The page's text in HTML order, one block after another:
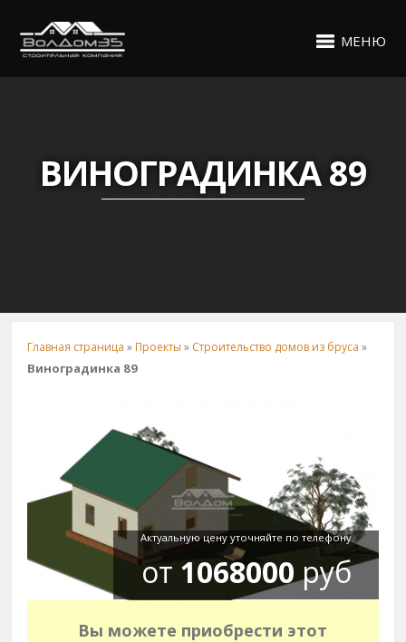
МЕНЮ
ВИНОГРАДИНКА 89
Главная страница » Проекты » Строительство домов из бруса »
Виноградинка 89
Актуальную цену уточняйте по телефону
от 1068000руб
Вы можете приобрести этот